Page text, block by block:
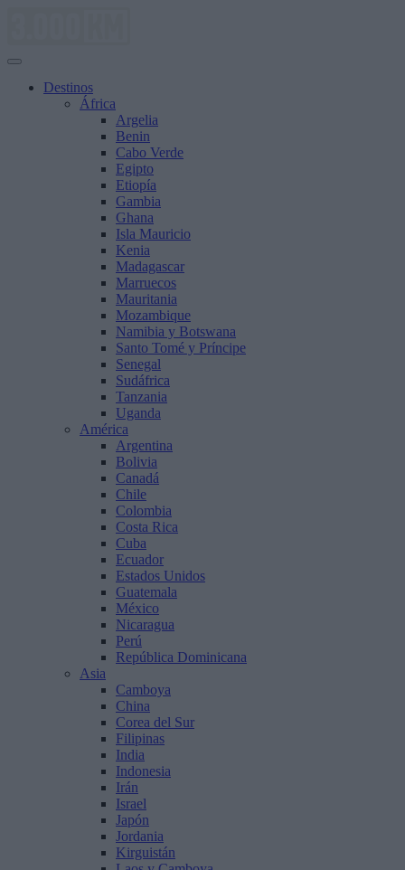
Destinos
África
Argelia
Benin
Cabo Verde
Egipto
Etiopía
Gambia
Ghana
Isla Mauricio
Kenia
Madagascar
Marruecos
Mauritania
Mozambique
Namibia y Botswana
Santo Tomé y Príncipe
Senegal
Sudáfrica
Tanzania
Uganda
América
Argentina
Bolivia
Canadá
Chile
Colombia
Costa Rica
Cuba
Ecuador
Estados Unidos
Guatemala
México
Nicaragua
Perú
República Dominicana
Asia
Camboya
China
Corea del Sur
Filipinas
India
Indonesia
Irán
Israel
Japón
Jordania
Kirguistán